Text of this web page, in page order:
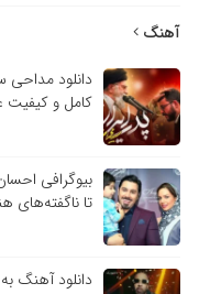
دانلود مداحی سر
کامل و کیفیت عالی
بیوگرافی احسان
تا ناگفته‌های هنری
دانلود آهنگ به به